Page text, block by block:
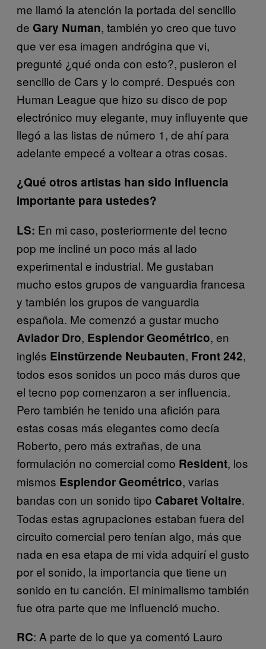
me llamó la atención la portada del sencillo
de Gary Numan, también yo creo que tuvo
que ver esa imagen andrógina que vi,
pregunté ¿qué onda con esto?, pusieron el
sencillo de Cars y lo compré. Después con
Human League que hizo su disco de pop
electrónico muy elegante, muy influyente que
llegó a las listas de número 1, de ahí para
adelante empecé a voltear a otras cosas.
¿Qué otros artistas han sido influencia
importante para ustedes?
LS: En mi caso, posteriormente del tecno
pop me incliné un poco más al lado
experimental e industrial. Me gustaban
mucho estos grupos de vanguardia francesa
y también los grupos de vanguardia
española. Me comenzó a gustar mucho
Aviador Dro, Esplendor Geométrico, en
inglés Einstürzende Neubauten, Front 242,
todos esos sonidos un poco más duros que
el tecno pop comenzaron a ser influencia.
Pero también he tenido una afición para
estas cosas más elegantes como decía
Roberto, pero más extrañas, de una
formulación no comercial como Resident, los
mismos Esplendor Geométrico, varias
bandas con un sonido tipo Cabaret Voltaire.
Todas estas agrupaciones estaban fuera del
circuito comercial pero tenían algo, más que
nada en esa etapa de mi vida adquirí el gusto
por el sonido, la importancia que tiene un
sonido en tu canción. El minimalismo también
fue otra parte que me influenció mucho.
RC: A parte de lo que ya comentó Lauro